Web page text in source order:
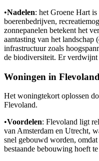
•Nadelen: het Groene Hart
boerenbedrijven,
zonnepanelen betekent het
aantasting van het landschap
infrastructuur zoals
de biodiversiteit. Er
Woningen in Flevoland
Het woningtekort oplossen
Flevoland.
•Voordelen: Flevoland ligt
van Amsterdam en Utrecht,
snel gebouwd worden,
bestaande bebouwing hoeft